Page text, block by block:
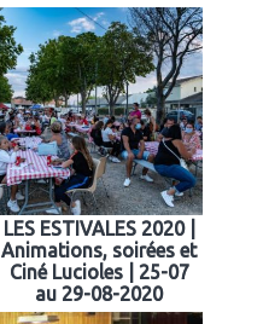
LES ESTIVALES 2020 |
Animations, soirées et
Ciné Lucioles | 25-07
au 29-08-2020